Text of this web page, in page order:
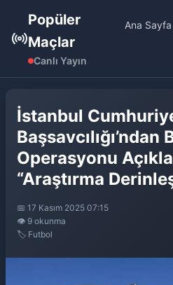
Popüler
Maçlar
Canlı Yayın
Ana Sayfa
İstanbul
Başsavcılığı’ndan
Operasyonu
“Araştırma
📅 17 Kasım 2025 07:15
👁️ 9 okunma
🏷️ Futbol